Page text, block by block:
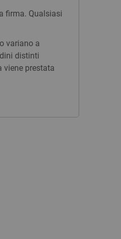
firma. Qualsiasi
variano a
distinti
viene prestata